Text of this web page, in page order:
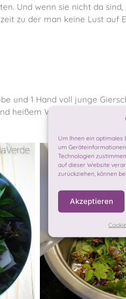
Um Ihnen ein optimales
um
Technologien
auf dieser Website
zurückziehen, können
Akzeptieren
Und wenn sie nicht da
zu der man keine Lust auf
und 1 Hand voll junge
heißem Wasser übergießen